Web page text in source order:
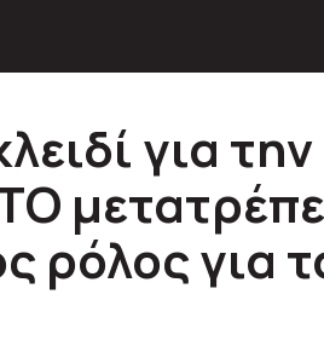
για
ρόλος για